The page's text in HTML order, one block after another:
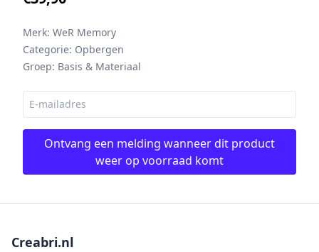
Merk: WeR Memory
Categorie: Opbergen
Groep: Basis & Materiaal
Ontvang een melding wanneer dit product
weer op voorraad komt
Creabri.nl